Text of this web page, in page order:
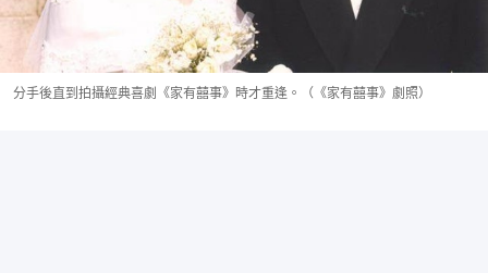
分手後直到拍攝經典喜劇《家有囍事》時才重逢。（《家有囍事》劇照）